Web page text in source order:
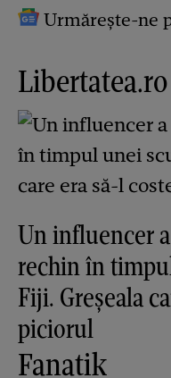
Urmărește-ne
Libertatea.ro
Un influencer
rechin în
Fiji. Greșeala
piciorul
Fanatik